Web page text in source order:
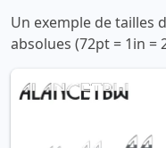
Un exemple de tailles
absolues (72pt = 1in =